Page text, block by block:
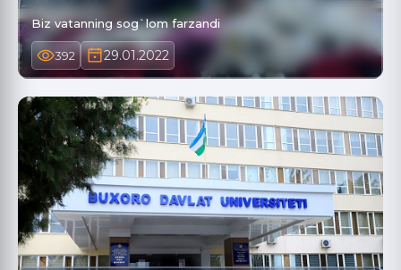
Biz vatanning sog`lom farzandi
392 29.01.2022